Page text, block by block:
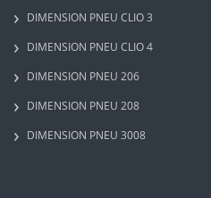
DIMENSION PNEU CLIO 3
DIMENSION PNEU CLIO 4
DIMENSION PNEU 206
DIMENSION PNEU 208
DIMENSION PNEU 3008